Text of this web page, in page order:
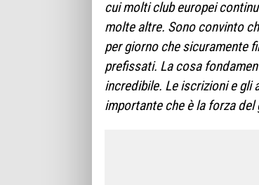
cui molti club europei
molte altre. Sono convinto
per giorno che sicuramente
prefissati. La cosa
incredibile. Le iscrizioni e gli
importante che è la forza del